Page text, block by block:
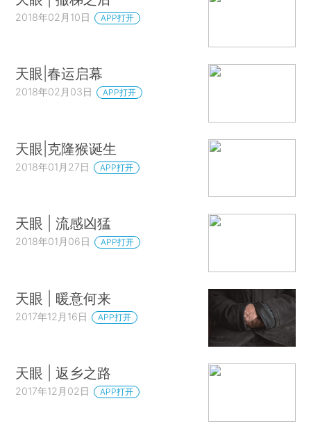
2018年02月10日 APP打开
天眼|春运启幕
2018年02月03日 APP打开
天眼|克隆猴诞生
2018年01月27日 APP打开
天眼 | 流感凶猛
2018年01月06日 APP打开
天眼 | 暖意何来
2017年12月16日 APP打开
天眼 | 返乡之路
2017年12月02日 APP打开